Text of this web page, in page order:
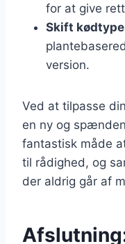
for at give
Skift
version.
Ved at tilpasse
en ny og
fantastisk måde
til rådighed, og
der aldrig går af